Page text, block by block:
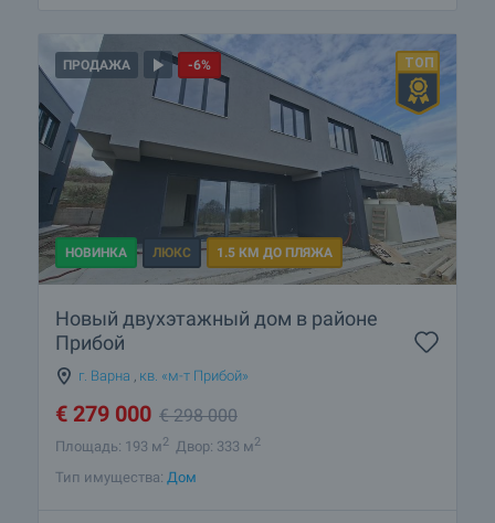
ПРОДАЖА -6%
НОВИНКА ЛЮКС 1.5 КМ ДО ПЛЯЖА
Новый двухэтажный дом в районе
Прибой
г. Варна кв. «м-т Прибой»
€ 279 000 €298 000
Площадь: 193 м2 Двор: 333 м2
Тип имущества: Дом